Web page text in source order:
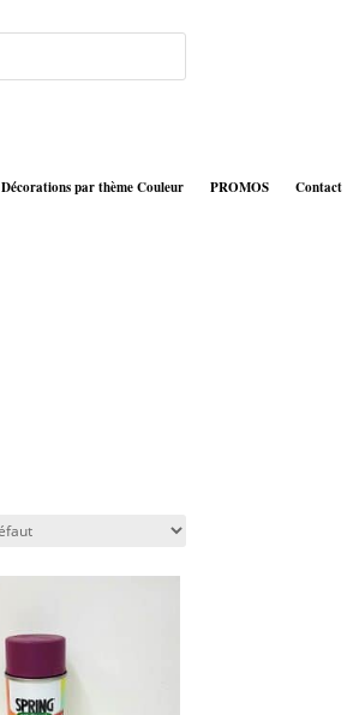
Décorations par thème Couleur PROMOS Contact